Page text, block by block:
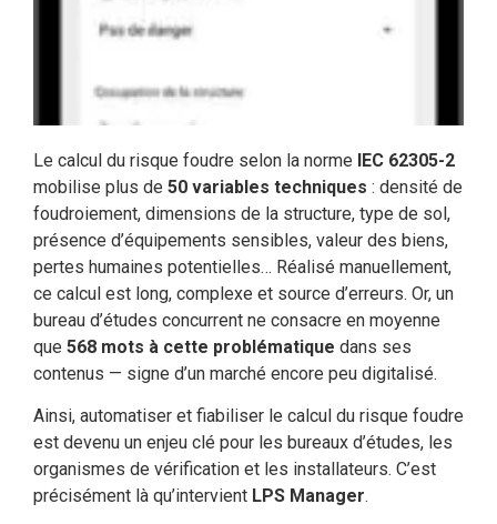
Le calcul du risque foudre selon la norme IEC 62305-2
mobilise plus de 50 variables techniques : densité de
foudroiement, dimensions de la structure, type de sol,
présence d’équipements sensibles, valeur des biens,
pertes humaines potentielles… Réalisé manuellement,
ce calcul est long, complexe et source d’erreurs. Or, un
bureau d’études concurrent ne consacre en moyenne
que 568 mots à cette problématique dans ses
contenus — signe d’un marché encore peu digitalisé.
Ainsi, automatiser et fiabiliser le calcul du risque foudre
est devenu un enjeu clé pour les bureaux d’études, les
organismes de vérification et les installateurs. C’est
précisément là qu’intervient LPS Manager.